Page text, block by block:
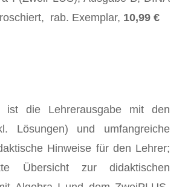
rab. Exemplar, 10,99 €
die Lehrerausgabe mit den
Lösungen) und umfangreiche
Hinweise für den Lehrer;
Übersicht zur didaktischen